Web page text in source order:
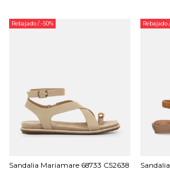
Rebajado/ -50%
Sandalia Mariamare 68733 C52638
Rebajado